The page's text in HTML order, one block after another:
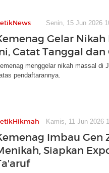
Senin, 15 Jun 2026
Gelar Nikah
Catat Tanggal dan
menggelar nikah massal di
pendaftarannya.
Kamis, 11 Jun 2026
Imbau Gen
Siapkan